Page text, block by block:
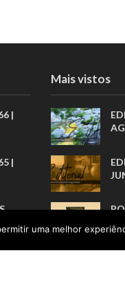
|
|
Mais vistos
uma melhor